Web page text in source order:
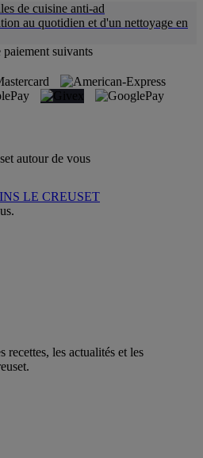
de cuisine anti-ad
au quotidien et d'un nettoyage en
paiement suivants
autour de vous
LE CREUSET
recettes, les actualités et les